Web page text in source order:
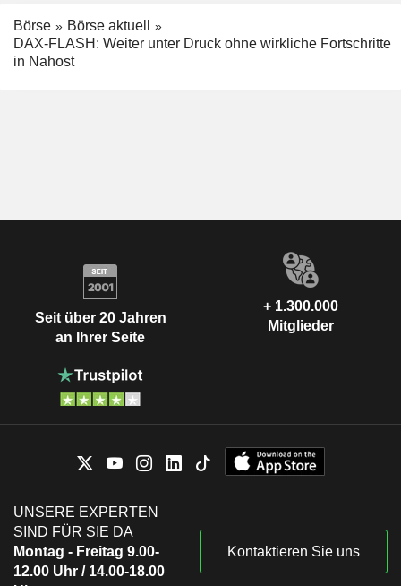
Börse
Börse aktuell
DAX-FLASH: Weiter unter Druck ohne wirkliche Fortschritte
in Nahost
Seit über 20 Jahren
an Ihrer Seite
+ 1.300.000
Mitglieder
UNSERE EXPERTEN
SIND FÜR SIE DA
Montag - Freitag 9.00-
12.00 Uhr / 14.00-18.00
Kontaktieren Sie uns